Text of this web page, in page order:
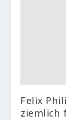
Felix
ziemlich